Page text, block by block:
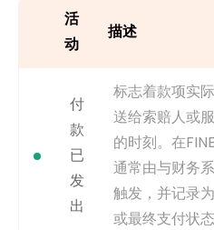
示例
活
动
描述
付
款
已
发
出
标志着款项实
送给索赔人或
的时刻。在
通常由与财务
触发，并记录
或最终支付状态